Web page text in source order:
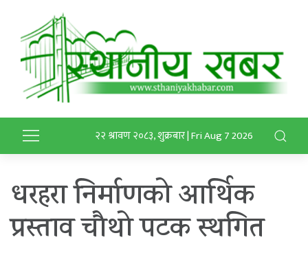
२२ श्रावण २०८३, शुक्रबार | Fri Aug 7 2026
धरहरा निर्माणको आर्थिक
प्रस्ताव चौथो पटक स्थगित